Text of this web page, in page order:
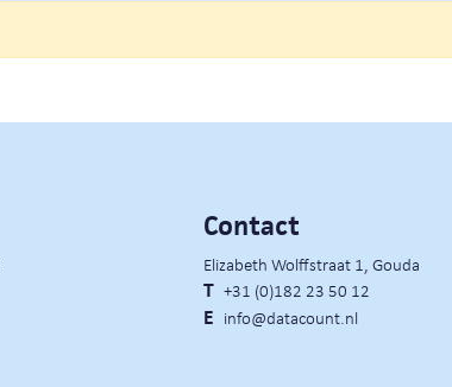
Contact
Elizabeth Wolffstraat 1, Gouda
T +31 (0)182 23 50 12
E info@datacount.nl